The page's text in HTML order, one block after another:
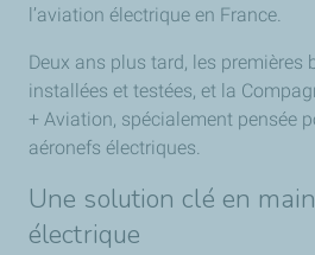
l’aviation électrique en France.
Deux ans plus tard, les premières
installées et testées, et la
+ Aviation, spécialement pensée
aéronefs électriques.
Une solution clé en
électrique